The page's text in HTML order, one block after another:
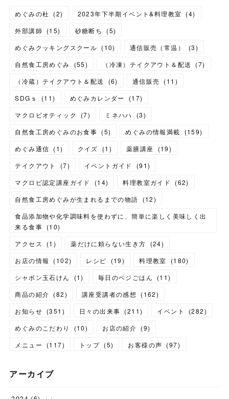
めぐみの杜 (2) 2023年下半期イベント&料理教室 (4)
外部講師 (15) 砂糖断ち (5)
めぐみクッキングスクール (10) 通信販売（常温） (3)
自然食工房めぐみ
(55) （冷凍）テイクアウト＆配送 (7)
（冷蔵）テイクアウト＆配送
(6) 通信販売 (11 )
SDGｓ
(11) めぐみカレンダー (17)
マクロビオティック
(7) ミネハハ (3)
自然食工房めぐみのお食事 (5) めぐみの情報満載 (159)
めぐみ通信 (1) クイズ (1 ) 薬膳講座 (19)
テイクアウト
(7) イベントガイド (91)
マクロビ認定講座ガイド
(14) 料理教室ガイド (62)
自然食工房めぐみが生まれるまでの物語
(12)
食品添加物や化学調味料を使わずに、簡単に楽しく美味しく出
来る食事 (10)
アクセス
(1 ) 薬だけに頼らない生き方 (24)
お店の情報
(102) レシピ (19) 料理教室 (180)
シャボン玉石けん
(1) 毎日のベジごはん (11)
商品の紹介 (82) 講座受講者の感想 (162)
お知らせ (351 ) 日々の出来事 (211) イベント (282)
めぐみのこだわり
(10) お店の紹介 (9)
メニュー
(117) トップ (5) お客様の声 (97)
アーカイブ